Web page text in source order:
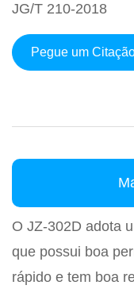
JG/T 210-2018
Pegue um
O JZ-302D adota
que possui boa
rápido e tem boa